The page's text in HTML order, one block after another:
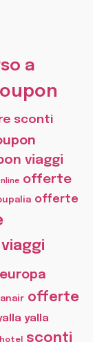
a
sconti
viaggi
offerte
offerte
offerte
yalla
sconti